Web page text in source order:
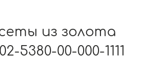
из золота
5380-00-000-1111